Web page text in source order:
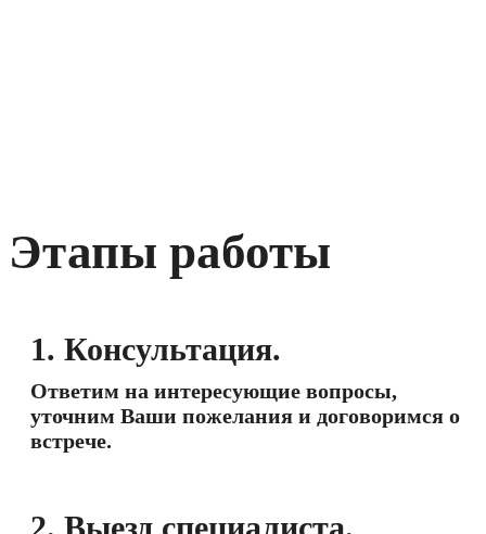
Этапы работы
1. Консультация.
Ответим на интересующие вопросы,
уточним Ваши пожелания и договоримся о
встрече.
2. Выезд специалиста.